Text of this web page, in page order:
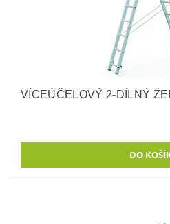
VÍCEÚČELOVÝ 2-DÍLNÝ